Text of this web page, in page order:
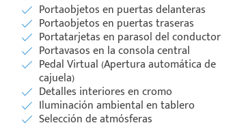
Portaobjetos en puertas delanteras
Portaobjetos en puertas traseras
Portatarjetas en parasol del conductor
Portavasos en la consola central
Pedal Virtual (Apertura automática de
cajuela)
Detalles interiores en cromo
Iluminación ambiental en tablero
Selección de atmósferas